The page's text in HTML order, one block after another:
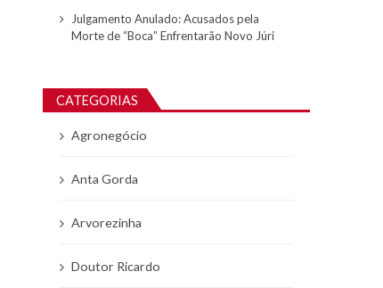
Julgamento Anulado: Acusados pela
Morte de “Boca” Enfrentarão Novo Júri
CATEGORIAS
Agronegócio
Anta Gorda
Arvorezinha
Doutor Ricardo